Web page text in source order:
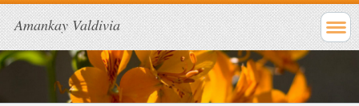
Amankay Valdivia